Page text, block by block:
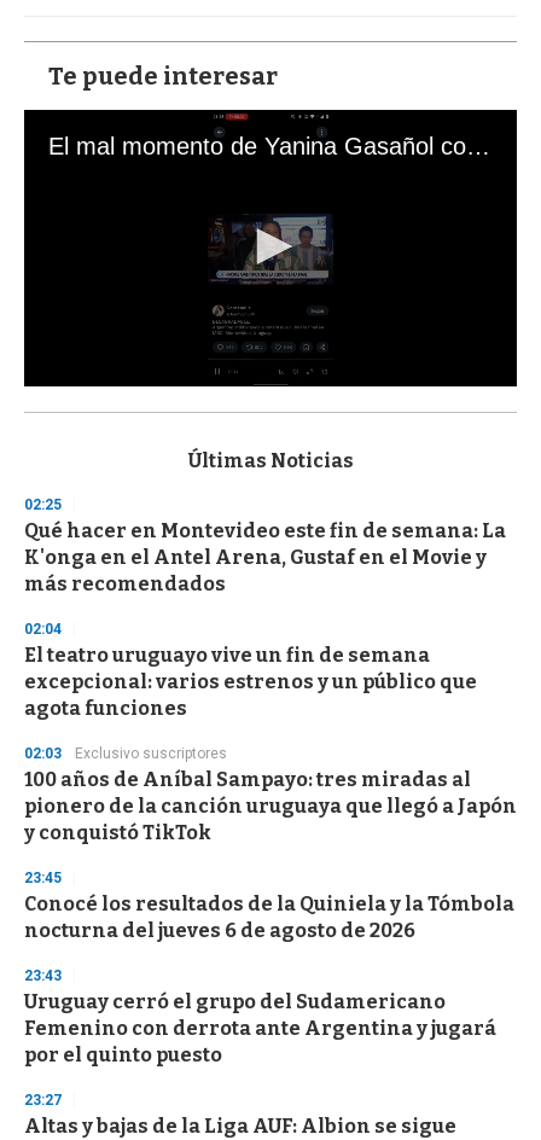
Te puede interesar
El mal momento de Yanina Gasañol con un hincha argentino en "Subrayado"
s
d
s
o
f
3
s
e
c
o
n
Últimas Noticias
02:25
Qué hacer en Montevideo este fin de semana: La
K'onga en el Antel Arena, Gustaf en el Movie y
más recomendados
02:04
El teatro uruguayo vive un fin de semana
excepcional: varios estrenos y un público que
agota funciones
02:03 Exclusivo suscriptores
100 años de Aníbal Sampayo: tres miradas al
pionero de la canción uruguaya que llegó a Japón
y conquistó TikTok
23:45
Conocé los resultados de la Quiniela y la Tómbola
nocturna del jueves 6 de agosto de 2026
23:43
Uruguay cerró el grupo del Sudamericano
Femenino con derrota ante Argentina y jugará
por el quinto puesto
23:27
Altas y bajas de la Liga AUF: Albion se sigue